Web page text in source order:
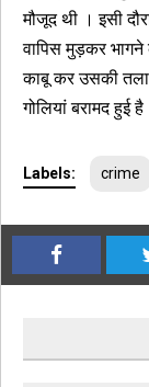
मौजूद थी । इसी
वापिस मुड़कर
काबू कर उसकी
गोलियां बरामद हुई है
Labels: crime